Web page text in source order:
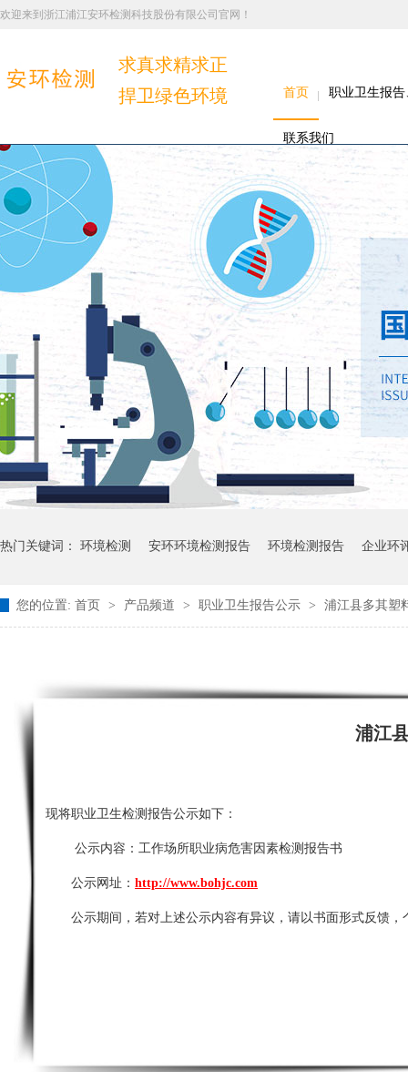
欢迎来到浙江浦江安环检测科技股份有限公司官网！
求真求精求正
捍卫绿色环境
首页 职业卫生报
联系我们
热门关键词： 环境检测 安环环境检测报告 环境检测报告 企业环
您的位置: 首页 > 产品频道 > 职业卫生报告公示 > 浦江县多其塑
浦江
现将职业卫生检测报告公示如下：
公示内容： 工作场所职业病危害因素检测报告书
公示网址： http://www.bohjc.com
公示期间，若对上述公示内容有异议，请以书面形式反馈，